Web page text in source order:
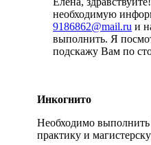
необходимую
9186862@mail.ru и
выполнить. Я
подскажу Вам по
Инкогнито
Необходимо
практику и